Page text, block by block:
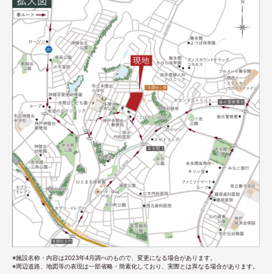
※施設名称・内容は2023年4月調べのもので、変更になる場合があります。
※周辺道路、地図等の表現は一部省略・簡素化しており、実際とは異なる場合があります。